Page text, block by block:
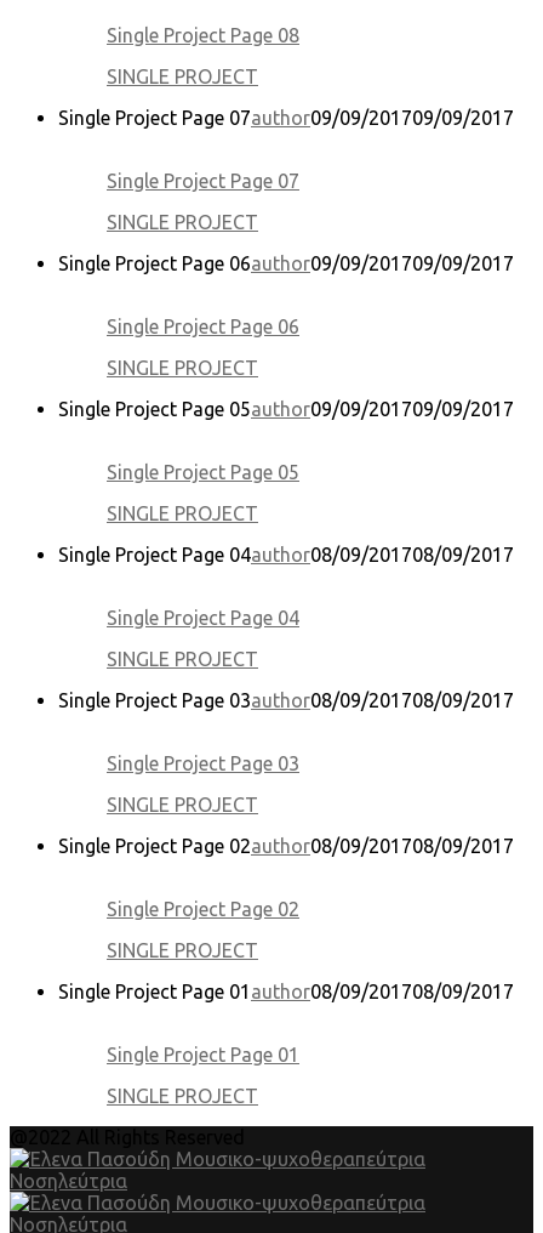
Single Project Page 08
SINGLE PROJECT
Single Project Page 07author09/09/201709/09/2017
Single Project Page 07
SINGLE PROJECT
Single Project Page 06author09/09/201709/09/2017
Single Project Page 06
SINGLE PROJECT
Single Project Page 05author09/09/201709/09/2017
Single Project Page 05
SINGLE PROJECT
Single Project Page 04author08/09/201708/09/2017
Single Project Page 04
SINGLE PROJECT
Single Project Page 03author08/09/201708/09/2017
Single Project Page 03
SINGLE PROJECT
Single Project Page 02author08/09/201708/09/2017
Single Project Page 02
SINGLE PROJECT
Single Project Page 01 author08/09/201708/09/2017
Single Project Page 01
SINGLE PROJECT